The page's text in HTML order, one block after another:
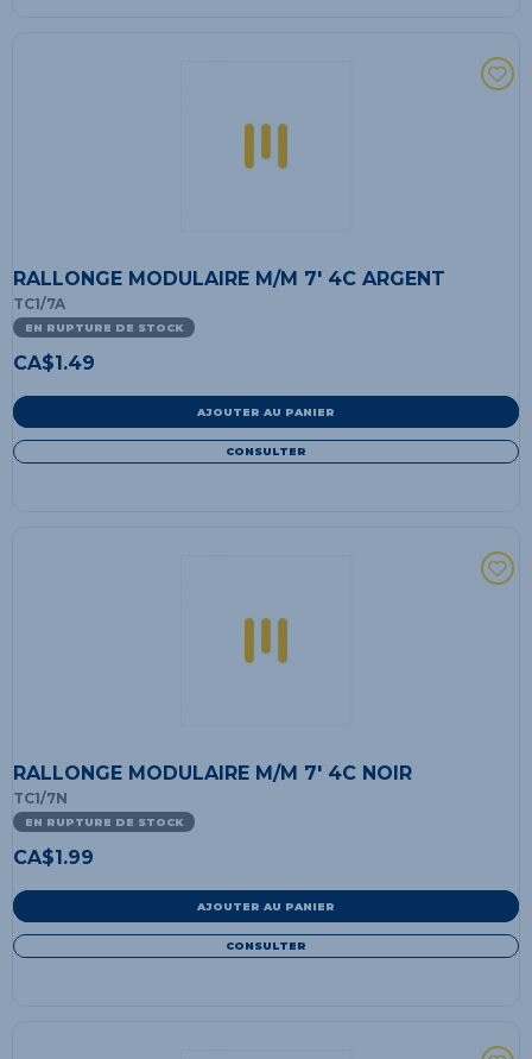
RALLONGE MODULAIRE M/M 7' 4C ARGENT
TC1/7A
EN RUPTURE DE STOCK
CA$1.49
AJOUTER AU PANIER
CONSULTER
RALLONGE MODULAIRE M/M 7' 4C NOIR
TC1/7N
EN RUPTURE DE STOCK
CA$1.99
AJOUTER AU PANIER
CONSULTER